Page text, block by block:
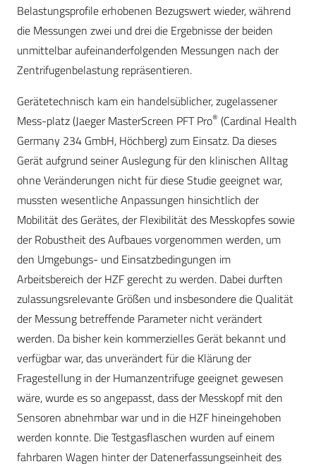
Belastungsprofile erhobenen Bezugswert wieder, während
die Messungen zwei und drei die Ergebnisse der beiden
unmittelbar aufeinanderfolgenden Messungen nach der
Zentrifugenbelastung repräsentieren.
Gerätetechnisch kam ein handelsüblicher, zugelassener
Mess-platz (Jaeger MasterScreen PFT Pro® (Cardinal Health
Germany 234 GmbH, Höchberg) zum Einsatz. Da dieses
Gerät aufgrund seiner Auslegung für den klinischen Alltag
ohne Veränderungen nicht für diese Studie geeignet war,
mussten wesentliche Anpassungen hinsichtlich der
Mobilität des Gerätes, der Flexibilität des Messkopfes sowie
der Robustheit des Aufbaues vorgenommen werden, um
den Umgebungs- und Einsatzbedingungen im
Arbeitsbereich der HZF gerecht zu werden. Dabei durften
zulassungsrelevante Größen und insbesondere die Qualität
der Messung betreffende Parameter nicht verändert
werden. Da bisher kein kommerzielles Gerät bekannt und
verfügbar war, das unverändert für die Klärung der
Fragestellung in der Humanzentrifuge geeignet gewesen
wäre, wurde es so angepasst, dass der Messkopf mit den
Sensoren abnehmbar war und in die HZF hineingehoben
werden konnte. Die Testgasflaschen wurden auf einem
fahrbaren Wagen hinter der Datenerfassungseinheit des